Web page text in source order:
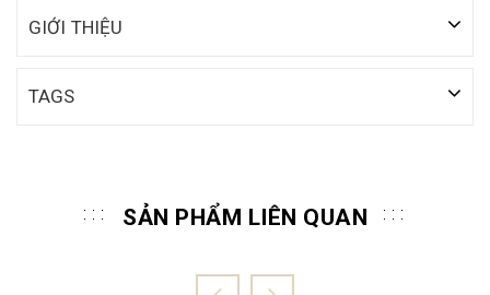
GIỚI THIỆU
TAGS
SẢN PHẨM LIÊN QUAN